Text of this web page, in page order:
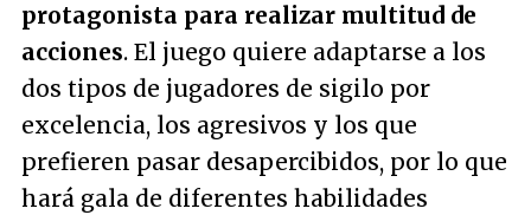
protagonista para realizar multitud de
acciones. El juego quiere adaptarse a los
dos tipos de jugadores de sigilo por
excelencia, los agresivos y los que
prefieren pasar desapercibidos, por lo que
hará gala de diferentes habilidades